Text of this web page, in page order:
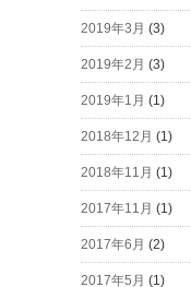
2019年3月 (3)
2019年2月 (3)
2019年1月 (1)
2018年12月 (1)
2018年11月 (1)
2017年11月 (1)
2017年6月 (2)
2017年5月 (1)